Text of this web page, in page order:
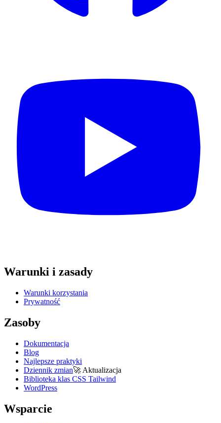
Warunki i zasady
Warunki korzystania
Prywatność
Zasoby
Dokumentacja
Blog
Najlepsze praktyki
Dziennik zmian🚀 Aktualizacja
Biblioteka klas CSS Tailwind
WordPress
Wsparcie